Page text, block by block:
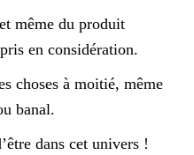
même du produit
en considération.
choses à moitié, même
banal.
dans cet univers !